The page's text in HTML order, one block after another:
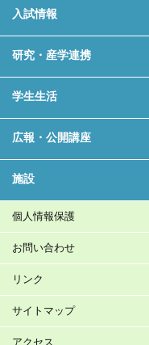
入試情報
研究・産学連携
学生生活
広報・公開講座
施設
個人情報保護
お問い合わせ
リンク
サイトマップ
アクセス